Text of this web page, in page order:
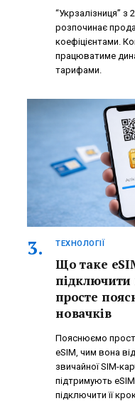
“Укрзалізниця” з
розпочинає
коефіцієнтами.
працюватиме
тарифами.
ТЕХНОЛОГІЇ
Що таке
підключити
просте
новачків
Пояснюємо
eSIM, чим вона
звичайної SIM-
підтримують eSIM
підключити її